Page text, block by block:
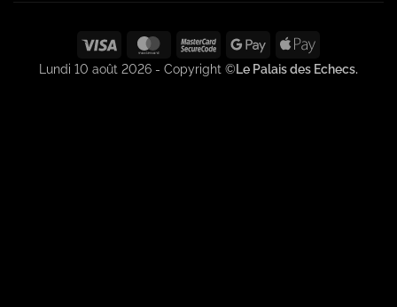
Visa MasterCardMasterCard
2
Google
Pay
Apple
Pay
Lundi 10 août 2026 - Copyright ©Le Palais des Echecs.